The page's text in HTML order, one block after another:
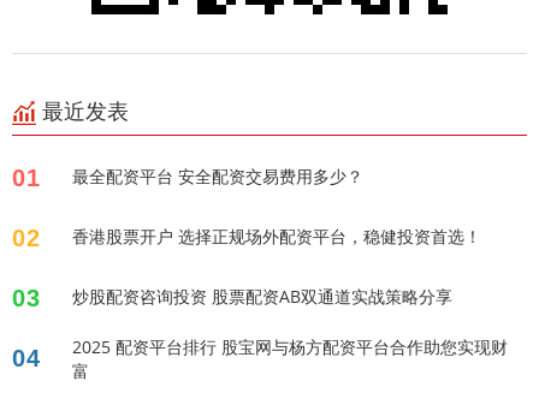
最近发表
01 最全配资平台 安全配资交易费用多少？
02 香港股票开户 选择正规场外配资平台，稳健投资首选！
03 炒股配资咨询投资 股票配资AB双通道实战策略分享
04
2025 配资平台排行 股宝网与杨方配资平台合作助您实现财
富